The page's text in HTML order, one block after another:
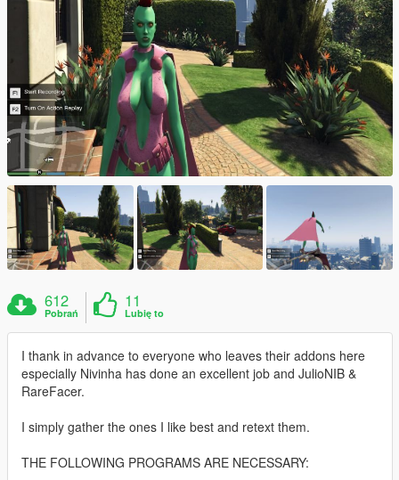
612
Pobrań
11
Lubię to
I thank in advance to everyone who leaves their addons here
especially Nivinha has done an excellent job and JulioNIB &
RareFacer.
I simply gather the ones I like best and retext them.
THE FOLLOWING PROGRAMS ARE NECESSARY: